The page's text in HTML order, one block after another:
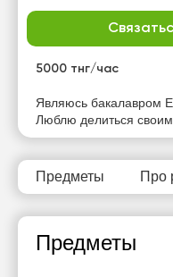
5000 тнг/час
Являюсь бакалавром
Люблю делиться
Предметы Про
Предметы
пт
19:00
19:30
20:00
21:00
19:00
19:30
20:00
21:00